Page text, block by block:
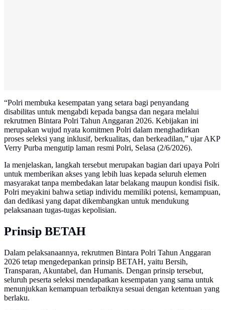
“Polri membuka kesempatan yang setara bagi penyandang
disabilitas untuk mengabdi kepada bangsa dan negara melalui
rekrutmen Bintara Polri Tahun Anggaran 2026. Kebijakan ini
merupakan wujud nyata komitmen Polri dalam menghadirkan
proses seleksi yang inklusif, berkualitas, dan berkeadilan,” ujar AKP
Verry Purba mengutip laman resmi Polri, Selasa (2/6/2026).
Ia menjelaskan, langkah tersebut merupakan bagian dari upaya Polri
untuk memberikan akses yang lebih luas kepada seluruh elemen
masyarakat tanpa membedakan latar belakang maupun kondisi fisik.
Polri meyakini bahwa setiap individu memiliki potensi, kemampuan,
dan dedikasi yang dapat dikembangkan untuk mendukung
pelaksanaan tugas-tugas kepolisian.
Prinsip BETAH
Dalam pelaksanaannya, rekrutmen Bintara Polri Tahun Anggaran
2026 tetap mengedepankan prinsip BETAH, yaitu Bersih,
Transparan, Akuntabel, dan Humanis. Dengan prinsip tersebut,
seluruh peserta seleksi mendapatkan kesempatan yang sama untuk
menunjukkan kemampuan terbaiknya sesuai dengan ketentuan yang
berlaku.